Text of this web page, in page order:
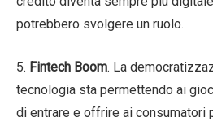
potrebbero svolgere un ruolo.
5. Fintech Boom. La
tecnologia sta permettendo ai
di entrare e offrire ai consumatori